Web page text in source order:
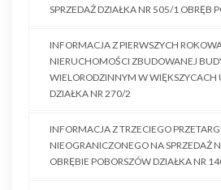
SPRZEDAŻ DZIAŁKA NR 505/1 OBRĘB
INFORMACJA Z PIERWSZYCH
NIERUCHOMOŚCI ZBUDOWANEJ
WIELORODZINNYM W WIĘKSZYCACH
DZIAŁKA NR 270/2
INFORMACJA Z TRZECIEGO
NIEOGRANICZONEGO NA SPRZEDAŻ
OBRĘBIE POBORSZÓW DZIAŁKA NR